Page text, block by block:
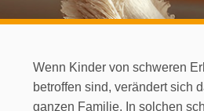
Wenn Kinder von schweren
betroffen sind, verändert sich
ganzen Familie. In solchen